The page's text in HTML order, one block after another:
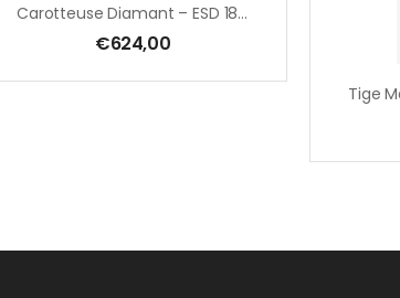
Carotteuse Diamant – ESD 1801 – 1800W
€624,00